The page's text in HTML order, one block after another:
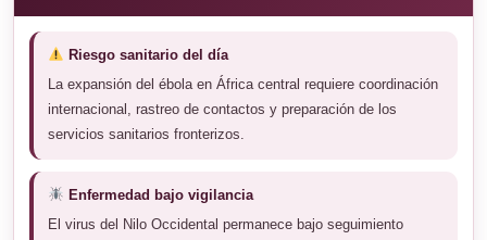
Riesgo sanitario del día
La expansión del ébola en África central requiere coordinación
internacional, rastreo de contactos y preparación de los
servicios sanitarios fronterizos.
Enfermedad bajo vigilancia
El virus del Nilo Occidental permanece bajo seguimiento